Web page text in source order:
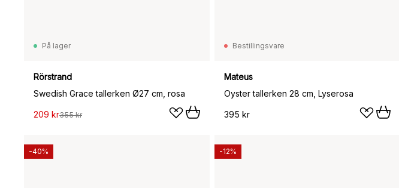
På lager
Rörstrand
Swedish Grace tallerken Ø27 cm, rosa
209 kr355 kr
Bestillingsvare
Mateus
Oyster tallerken 28 cm, Lyserosa
395 kr
-40% -12%